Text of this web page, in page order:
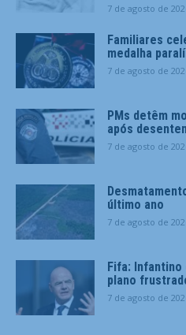
7 de agosto de
Familiares
medalha
7 de agosto de
PMs detêm
após
7 de agosto de
último ano
7 de agosto de
Fifa:
plano
7 de agosto de